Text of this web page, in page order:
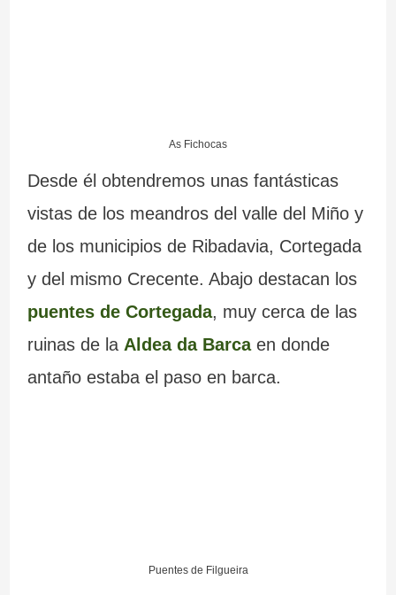
As Fichocas
Desde él obtendremos unas fantásticas
vistas de los meandros del valle del Miño y
de los municipios de Ribadavia, Cortegada
y del mismo Crecente. Abajo destacan los
puentes de Cortegada, muy cerca de las
ruinas de la Aldea da Barcaen donde
antaño estaba el paso en barca.
Puentes de Filgueira